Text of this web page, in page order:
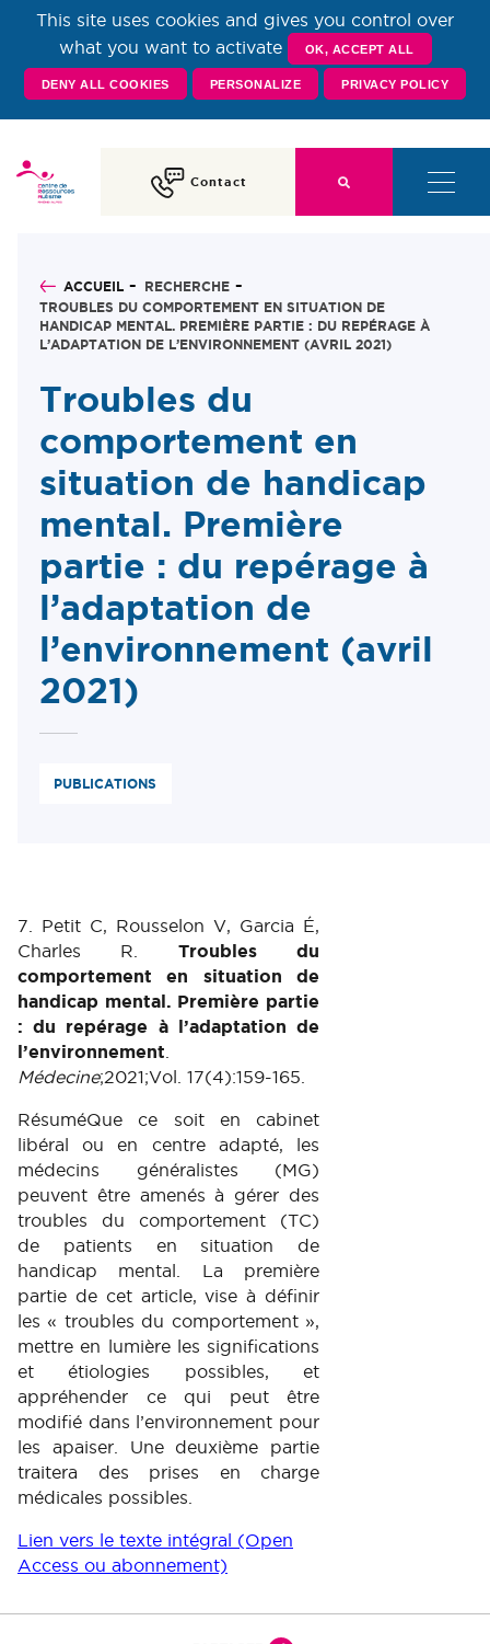
Centre de Ressources
Autisme Rhône-Alpes
Contact
ACCUEIL
RECHERCHE
TROUBLES DU COMPORTEMENT EN SITUATION DE
HANDICAP MENTAL. PREMIÈRE PARTIE : DU REPÉRAGE À
L’ADAPTATION DE L’ENVIRONNEMENT (AVRIL 2021)
Troubles du
comportement en
situation de handicap
mental. Première
partie : du repérage à
l’adaptation de
l’environnement (avril
2021)
PUBLICATIONS
7. Petit C, Rousselon V, Garcia É,
Charles R. Troubles du
comportement en situation de
handicap mental. Première partie
: du repérage à l’adaptation de
l’environnement
Médecine;2021;Vol. 17(4):159-165.
RésuméQue ce soit en cabinet
libéral ou en centre adapté, les
médecins généralistes (MG)
peuvent être amenés à gérer des
troubles du comportement (TC)
de patients en situation de
handicap mental. La première
partie de cet article, vise à définir
les « troubles du comportement »,
mettre en lumière les significations
et étiologies possibles, et
appréhender ce qui peut être
modifié dans l’environnement pour
les apaiser. Une deuxième partie
traitera des prises en charge
médicales possibles.
Lien vers le texte intégral (Open
Access ou abonnement)
This site uses cookies and gives you control over
what you want to activate
OK, ACCEPT ALL
DENY ALL COOKIES PERSONALIZE PRIVACY POLICY